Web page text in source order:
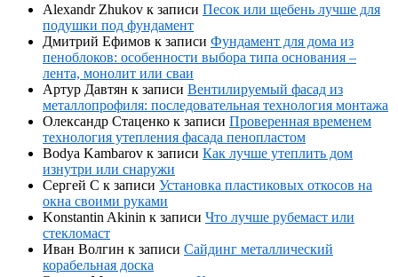
Alexandr Zhukov к записи Песок или щебень лучше для
подушки под фундамент
Дмитрий Ефимов к записи Фундамент для дома из
пеноблоков: особенности выбора типа основания –
лента, монолит или сваи
Артур Давтян к записи Вентилируемый фасад из
металлопрофиля: последовательная технология монтажа
Олександр Стаценко к записи Проверенная временем
технология утепления фасада пенопластом
Bodya Kambarov к записи Как лучше утеплить дом
изнутри или снаружи
Сергей С к записи Установка пластиковых откосов на
окна своими руками
Konstantin Akinin к записи Что лучше рубемаст или
стекломаст
Иван Волгин к записи Сайдинг металлический
корабельная доска